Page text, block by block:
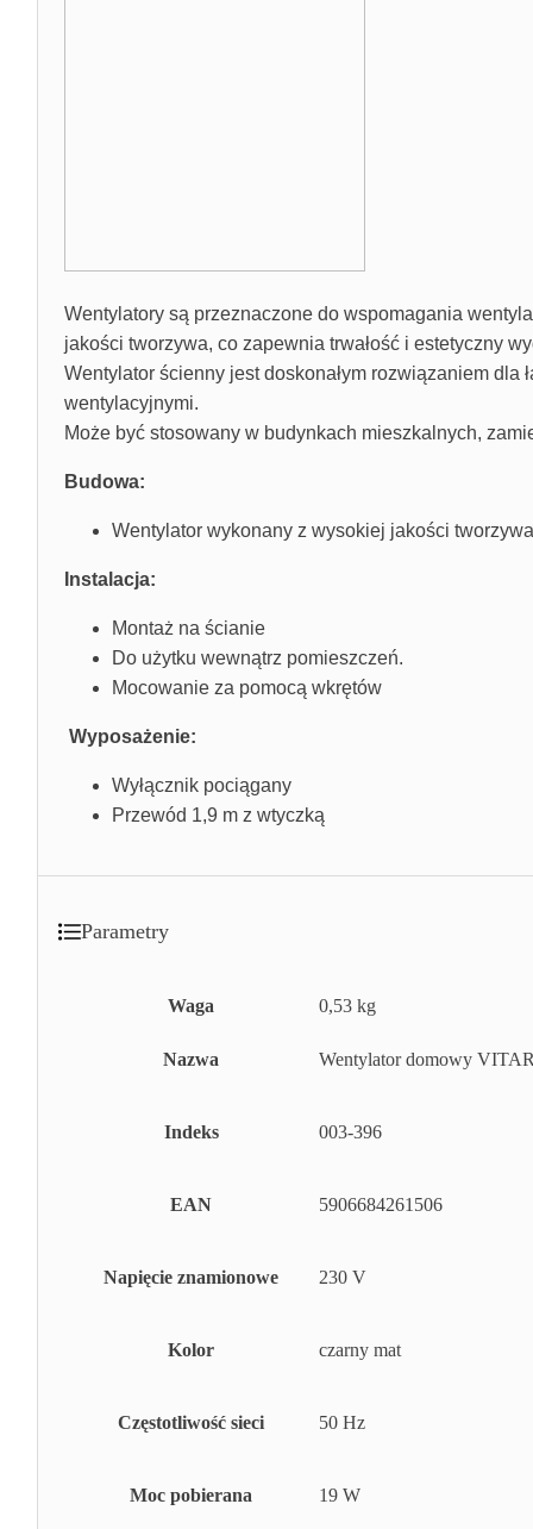
Wentylatory są przeznaczone do wspomagania
jakości tworzywa, co zapewnia trwałość i estetyczny
Wentylator ścienny jest doskonałym rozwiązaniem
wentylacyjnymi.
Może być stosowany w budynkach mieszkalnych,
Budowa:
Wentylator wykonany z wysokiej jakości tworzywa
Instalacja:
Montaż na ścianie
Do użytku wewnątrz pomieszczeń.
Mocowanie za pomocą wkrętów
Wyposażenie:
Wyłącznik pociągany
Przewód 1,9 m z wtyczką
Parametry
Waga 0,53 kg
Nazwa Wentylator domowy
Indeks 003-396
EAN 5906684261506
Napięcie znamionowe 230 V
Kolor czarny mat
Częstotliwość sieci 50 Hz
Moc pobierana 19 W